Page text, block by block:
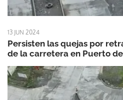
13 JUN 2024
Persisten las quejas por
de la carretera en Puerto